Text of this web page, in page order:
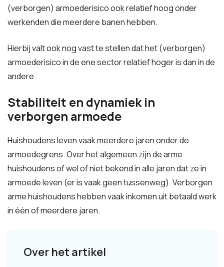
(verborgen) armoederisico ook relatief hoog onder
werkenden die meerdere banen hebben.
Hierbij valt ook nog vast te stellen dat het (verborgen)
armoederisico in de ene sector relatief hoger is dan in de
andere.
Stabiliteit en dynamiek in
verborgen armoede
Huishoudens leven vaak meerdere jaren onder de
armoedegrens. Over het algemeen zijn de arme
huishoudens of wel of niet bekend in alle jaren dat ze in
armoede leven (er is vaak geen tussenweg). Verborgen
arme huishoudens hebben vaak inkomen uit betaald werk
in één of meerdere jaren.
Over het artikel